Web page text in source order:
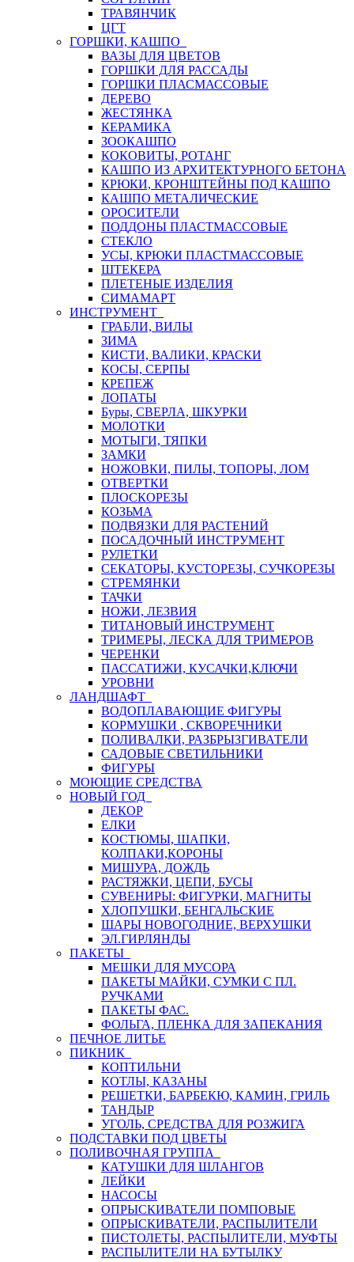
ТРАВЯНЧИК
ЦГТ
ГОРШКИ, КАШПО
ВАЗЫ ДЛЯ ЦВЕТОВ
ГОРШКИ ДЛЯ РАССАДЫ
ГОРШКИ ПЛАСМАССОВЫЕ
ДЕРЕВО
ЖЕСТЯНКА
КЕРАМИКА
ЗООКАШПО
КОКОВИТЫ, РОТАНГ
КАШПО ИЗ АРХИТЕКТУРНОГО БЕТОНА
КРЮКИ, КРОНШТЕЙНЫ ПОД КАШПО
КАШПО МЕТАЛИЧЕСКИЕ
ОРОСИТЕЛИ
ПОДДОНЫ ПЛАСТМАССОВЫЕ
СТЕКЛО
УСЫ, КРЮКИ ПЛАСТМАССОВЫЕ
ШТЕКЕРА
ПЛЕТЕНЫЕ ИЗДЕЛИЯ
СИМАМАРТ
ИНСТРУМЕНТ
ГРАБЛИ, ВИЛЫ
ЗИМА
КИСТИ, ВАЛИКИ, КРАСКИ
КОСЫ, СЕРПЫ
КРЕПЕЖ
ЛОПАТЫ
Буры, СВЕРЛА, ШКУРКИ
МОЛОТКИ
МОТЫГИ, ТЯПКИ
ЗАМКИ
НОЖОВКИ, ПИЛЫ, ТОПОРЫ, ЛОМ
ОТВЕРТКИ
ПЛОСКОРЕЗЫ
КОЗЬМА
ПОДВЯЗКИ ДЛЯ РАСТЕНИЙ
ПОСАДОЧНЫЙ ИНСТРУМЕНТ
РУЛЕТКИ
СЕКАТОРЫ, КУСТОРЕЗЫ, СУЧКОРЕЗЫ
СТРЕМЯНКИ
ТАЧКИ
НОЖИ, ЛЕЗВИЯ
ТИТАНОВЫЙ ИНСТРУМЕНТ
ТРИМЕРЫ, ЛЕСКА ДЛЯ ТРИМЕРОВ
ЧЕРЕНКИ
ПАССАТИЖИ, КУСАЧКИ,КЛЮЧИ
УРОВНИ
ЛАНДШАФТ
ВОДОПЛАВАЮЩИЕ ФИГУРЫ
КОРМУШКИ , СКВОРЕЧНИКИ
ПОЛИВАЛКИ, РАЗБРЫЗГИВАТЕЛИ
САДОВЫЕ СВЕТИЛЬНИКИ
ФИГУРЫ
МОЮЩИЕ СРЕДСТВА
НОВЫЙ ГОД
ДЕКОР
ЕЛКИ
КОСТЮМЫ, ШАПКИ,
КОЛПАКИ,КОРОНЫ
МИШУРА, ДОЖДЬ
РАСТЯЖКИ, ЦЕПИ, БУСЫ
СУВЕНИРЫ: ФИГУРКИ, МАГНИТЫ
ХЛОПУШКИ, БЕНГАЛЬСКИЕ
ШАРЫ НОВОГОДНИЕ, ВЕРХУШКИ
ЭЛ.ГИРЛЯНДЫ
ПАКЕТЫ
МЕШКИ ДЛЯ МУСОРА
ПАКЕТЫ МАЙКИ, СУМКИ С ПЛ.
РУЧКАМИ
ПАКЕТЫ ФАС.
ФОЛЬГА, ПЛЕНКА ДЛЯ ЗАПЕКАНИЯ
ПЕЧНОЕ ЛИТЬЕ
ПИКНИК
КОПТИЛЬНИ
КОТЛЫ, КАЗАНЫ
РЕШЕТКИ, БАРБЕКЮ, КАМИН, ГРИЛЬ
ТАНДЫР
УГОЛЬ, СРЕДСТВА ДЛЯ РОЗЖИГА
ПОДСТАВКИ ПОД ЦВЕТЫ
ПОЛИВОЧНАЯ ГРУППА
КАТУШКИ ДЛЯ ШЛАНГОВ
ЛЕЙКИ
НАСОСЫ
ОПРЫСКИВАТЕЛИ ПОМПОВЫЕ
ОПРЫСКИВАТЕЛИ, РАСПЫЛИТЕЛИ
ПИСТОЛЕТЫ, РАСПЫЛИТЕЛИ, МУФТЫ
РАСПЫЛИТЕЛИ НА БУТЫЛКУ